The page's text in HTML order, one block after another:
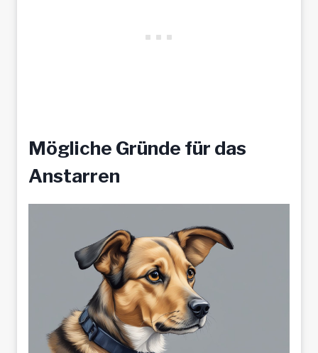
Mögliche Gründe für das
Anstarren